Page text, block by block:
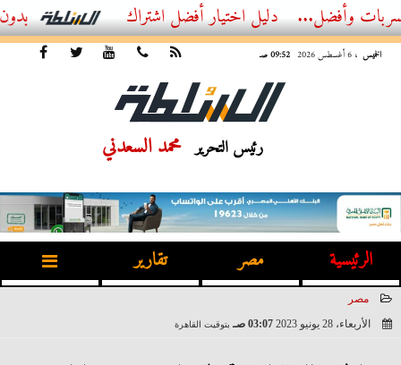
أفضل اشتراك IPTV بدون تقطيع 2026 – دليل المشاهد العصري
الخميس ، 6 أغسطس 2026 09:52 صـ
رئيس التحرير محمد السعدني
الرئيسية مصر تقارير
مصر
الأربعاء، 28 يونيو 2023
03:07 صـ بتوقيت القاهرة